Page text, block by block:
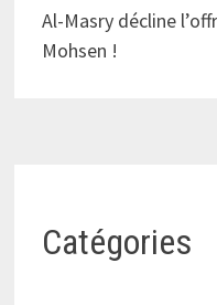
Al-Masry décline
Mohsen !
Catégories